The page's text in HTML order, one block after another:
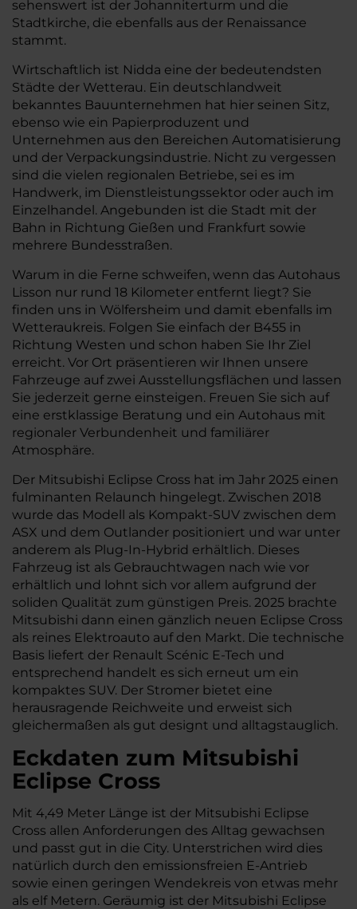
sehenswert ist der Johanniterturm und die
Stadtkirche, die ebenfalls aus der Renaissance
stammt.
Wirtschaftlich ist Nidda eine der bedeutendsten
Städte der Wetterau. Ein deutschlandweit
bekanntes Bauunternehmen hat hier seinen Sitz,
ebenso wie ein Papierproduzent und
Unternehmen aus den Bereichen Automatisierung
und der Verpackungsindustrie. Nicht zu vergessen
sind die vielen regionalen Betriebe, sei es im
Handwerk, im Dienstleistungssektor oder auch im
Einzelhandel. Angebunden ist die Stadt mit der
Bahn in Richtung Gießen und Frankfurt sowie
mehrere Bundesstraßen.
Warum in die Ferne schweifen, wenn das Autohaus
Lisson nur rund 18 Kilometer entfernt liegt? Sie
finden uns in Wölfersheim und damit ebenfalls im
Wetteraukreis. Folgen Sie einfach der B455 in
Richtung Westen und schon haben Sie Ihr Ziel
erreicht. Vor Ort präsentieren wir Ihnen unsere
Fahrzeuge auf zwei Ausstellungsflächen und lassen
Sie jederzeit gerne einsteigen. Freuen Sie sich auf
eine erstklassige Beratung und ein Autohaus mit
regionaler Verbundenheit und familiärer
Atmosphäre.
Der Mitsubishi Eclipse Cross hat im Jahr 2025 einen
fulminanten Relaunch hingelegt. Zwischen 2018
wurde das Modell als Kompakt-SUV zwischen dem
ASX und dem Outlander positioniert und war unter
anderem als Plug-In-Hybrid erhältlich. Dieses
Fahrzeug ist als Gebrauchtwagen nach wie vor
erhältlich und lohnt sich vor allem aufgrund der
soliden Qualität zum günstigen Preis. 2025 brachte
Mitsubishi dann einen gänzlich neuen Eclipse Cross
als reines Elektroauto auf den Markt. Die technische
Basis liefert der Renault Scénic E-Tech und
entsprechend handelt es sich erneut um ein
kompaktes SUV. Der Stromer bietet eine
herausragende Reichweite und erweist sich
gleichermaßen als gut designt und alltagstauglich.
Eckdaten zum Mitsubishi
Eclipse Cross
Mit 4,49 Meter Länge ist der Mitsubishi Eclipse
Cross allen Anforderungen des Alltag gewachsen
und passt gut in die City. Unterstrichen wird dies
natürlich durch den emissionsfreien E-Antrieb
sowie einen geringen Wendekreis von etwas mehr
als elf Metern. Geräumig ist der Mitsubishi Eclipse